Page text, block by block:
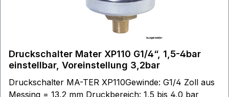
Druckschalter Mater XP110 G1/4“, 1,5-4bar
einstellbar, Voreinstellung 3,2bar
Druckschalter MA-TER XP110Gewinde: G1/4 Zoll aus
Messing = 13,2 mm Druckbereich: 1,5 bis 4,0 bar